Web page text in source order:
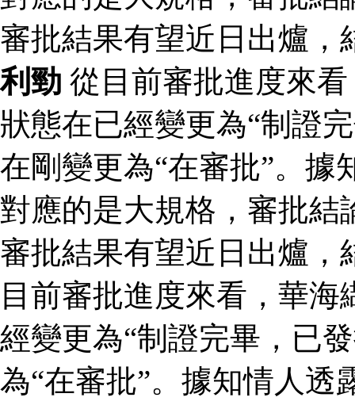
審批結果有望近日出爐
利勁 從目前審批進度來
狀態在已經變更為“制證
在剛變更為“在審批”。據
對應的是大規格，審批結
審批結果有望近日出爐，
目前審批進度來看，華
經變更為“制證完畢，已
為“在審批”。據知情人透